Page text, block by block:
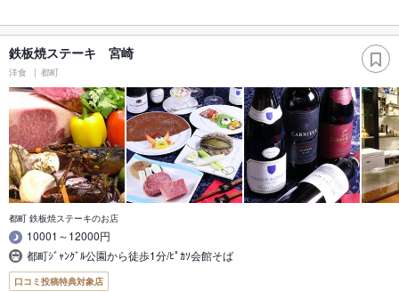
鉄板焼ステーキ 宮崎
洋食 都町
都町 鉄板焼ステーキのお店
10001～12000円
都町ｼﾞｬﾝｸﾞﾙ公園から徒歩1分/ﾋﾟｶｿ会館そば
口コミ投稿特典対象店